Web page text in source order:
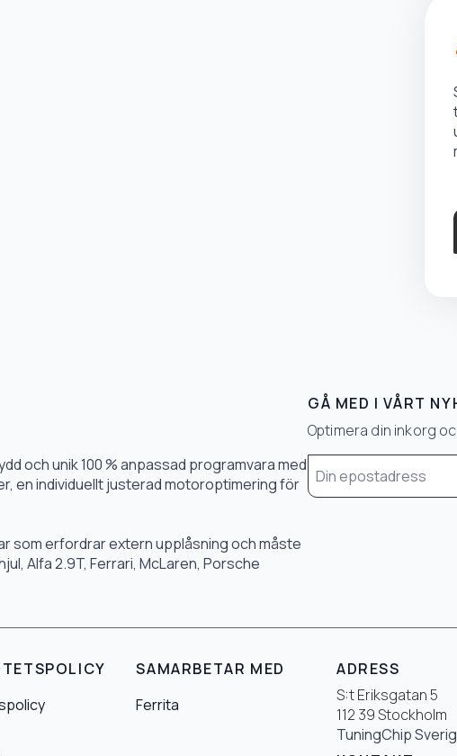
och unik 100 % anpassad programvara med
en individuellt justerad motoroptimering för
som erfordrar extern upplåsning och måste
Alfa 2.9T, Ferrari, McLaren, Porsche
GÅ MED I VÅRT
Optimera din inkorg
Email
*
SAMARBETAR MED
Ferrita
ADRESS
S:t Eriksgatan 5
112 39 Stockholm
TuningChip